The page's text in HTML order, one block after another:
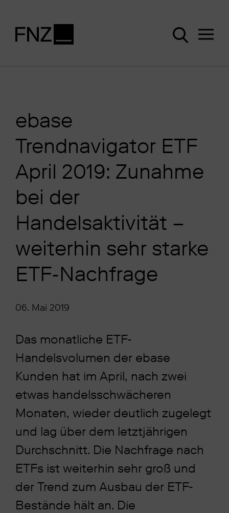
ebase
Trendnavigator ETF
April 2019: Zunahme
bei der
Handelsaktivität –
weiterhin sehr starke
ETF-Nachfrage
06. Mai 2019
Das monatliche ETF-
Handelsvolumen der ebase
Kunden hat im April, nach zwei
etwas handelsschwächeren
Monaten, wieder deutlich zugelegt
und lag über dem letztjährigen
Durchschnitt. Die Nachfrage nach
ETFs ist weiterhin sehr groß und
der Trend zum Ausbau der ETF-
Bestände hält an. Die